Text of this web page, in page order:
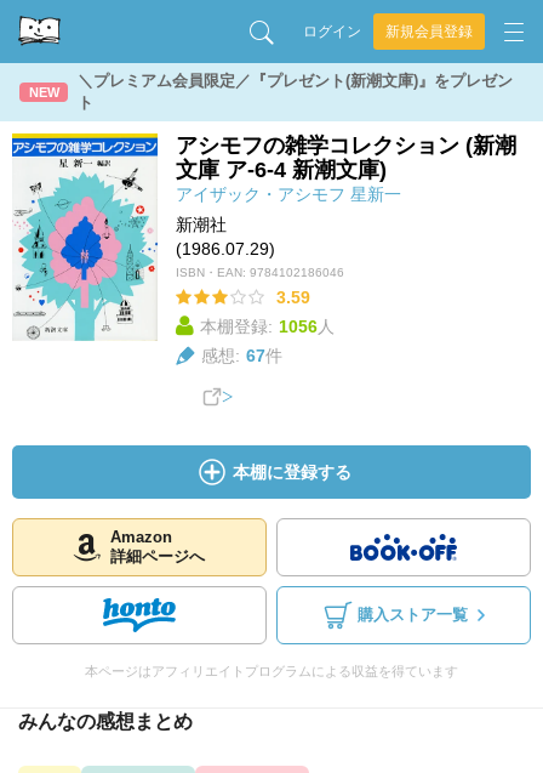
ログイン 新規会員登録
NEW
＼プレミアム会員限定／『プレゼント(新潮文庫)』をプレゼン
ト
アシモフの雑学コレクション (新潮
文庫 ア-6-4 新潮文庫)
アイザック・アシモフ 星新一
新潮社
(1986.07.29)
ISBN・EAN: 9784102186046
3.59
本棚登録: 1056人
感想: 67件
本棚に登録する
Amazon
詳細ページへ
購入ストア一覧
本ページはアフィリエイトプログラムによる収益を得ています
みんなの感想まとめ